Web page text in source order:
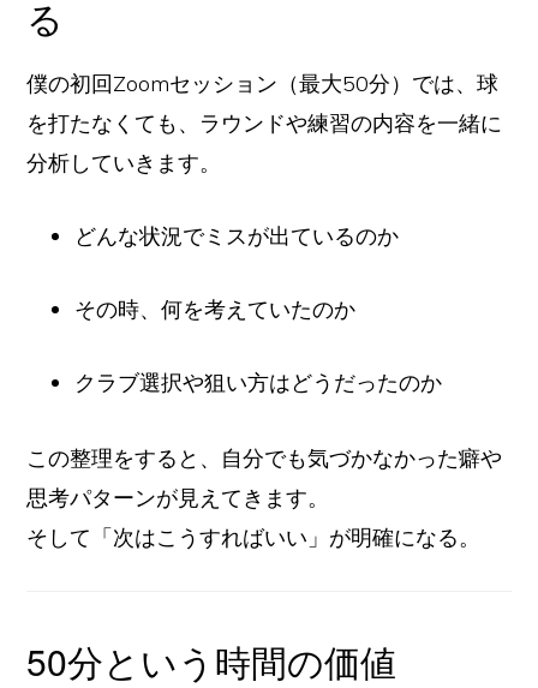
る
僕の初回Zoomセッション（最大50分）では、球
を打たなくても、ラウンドや練習の内容を一緒に
分析していきます。
どんな状況でミスが出ているのか
その時、何を考えていたのか
クラブ選択や狙い方はどうだったのか
この整理をすると、自分でも気づかなかった癖や
思考パターンが見えてきます。
そして「次はこうすればいい」が明確になる。
50分という時間の価値